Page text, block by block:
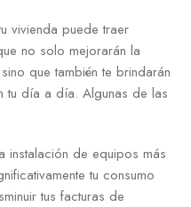
vivienda puede traer
no solo mejorarán la
que también te brindarán
tu día a ⁢día. Algunas de las
instalación de ⁤equipos más
tu consumo⁣
tus facturas de